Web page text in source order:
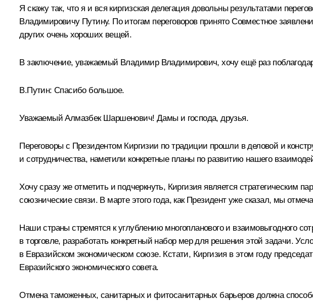
Я скажу так, что я и вся киргизская делегация довольны результатами
Владимировичу Путину. По итогам переговоров принято Совместное
других очень хороших вещей.
В заключение, уважаемый Владимир Владимирович, хочу ещё раз
В.Путин: Спасибо большое.
Уважаемый Алмазбек Шаршенович! Дамы и господа, друзья.
Переговоры с Президентом Киргизии по традиции прошли в деловой и
и сотрудничества, наметили конкретные планы по развитию нашего
Хочу сразу же отметить и подчеркнуть, Киргизия является
союзнические связи. В марте этого года, как Президент уже сказал, мы
Наши страны стремятся к углублению многопланового и взаимовыгодного
в торговле, разработать конкретный набор мер для решения этой задачи.
в Евразийском экономическом союзе. Кстати, Киргизия в этом году
Евразийского экономического совета.
Отмена таможенных, санитарных и фитосанитарных барьеров должна